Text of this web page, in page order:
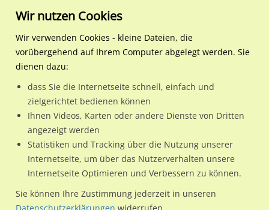
Regionale Plakatwerbung Schleswig-Holstein
Bad Segeberg, Stadt
Anny-Schröder-Weg 4-6 /
Nutze günstige Werbemöglichkeiten am Standort Anny-
Schröder-Weg 4-6 / Edeka Nh. Eing.im Ortsteil Stadtmitte)
Bad Segeberg, Stadt.
Wir nutzen Cookies
Wir verwenden Cookies - kleine Dateien, die
vorübergehend auf Ihrem Computer abgelegt werden. Sie
dienen dazu:
dass Sie die Internetseite schnell, einfach und
zielgerichtet bedienen können
Ihnen Videos, Karten oder andere Dienste von Dritten
angezeigt werden
Statistiken und Tracking über die Nutzung unserer
Internetseite, um über das Nutzerverhalten unsere
Internetseite Optimieren und Verbessern zu können.
Sie können Ihre Zustimmung jederzeit in unseren